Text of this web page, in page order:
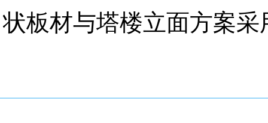
状板材与塔楼立面方案